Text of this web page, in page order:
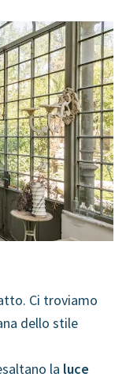
Ci troviamo
dello stile
la luce